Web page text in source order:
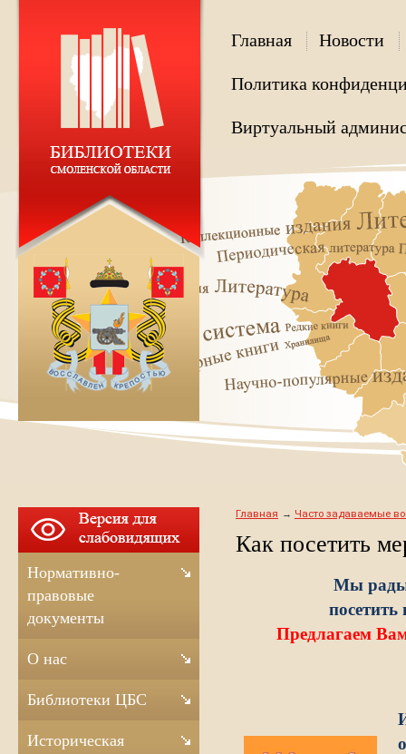
Главная Новости
Политика
Виртуальный
Главная Часто задаваемые
Как посетить
Мы
Предлагаем
Нормативно-
правовые
документы
О нас
Библиотеки ЦБС
Историческая